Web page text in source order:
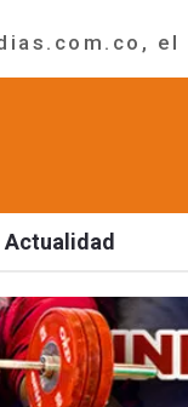
Actualidad